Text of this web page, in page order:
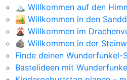
🏔️ Willkommen auf den
🏜️ Willkommen in den
🌋 Willkommen im
🪨 Willkommen in der
Finde deinen Wunderfunkel-
Bastelideen mit